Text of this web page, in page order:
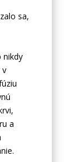
sa,
nikdy
v
a